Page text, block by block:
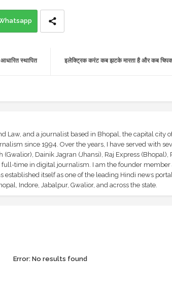
इलेक्ट्रिक करंट कब झटके मारता है और कब
आधारित स्थापित
Law, and a journalist based in Bhopal, the capital city
since 1994. Over the years, I have served with
Dainik Jagran (Jhansi), Raj Express (Bhopal),
full-time in digital journalism. I am the founder member
itself as one of the leading Hindi news
Indore, Jabalpur, Gwalior, and across the state.
Error:No results found